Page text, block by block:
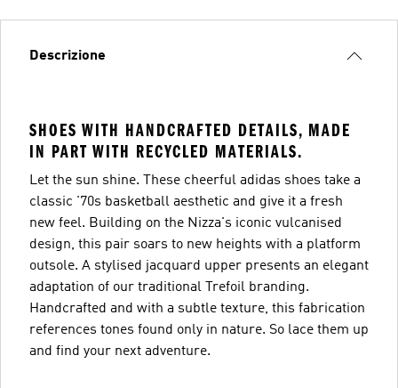
Descrizione
SHOES WITH HANDCRAFTED DETAILS, MADE
IN PART WITH RECYCLED MATERIALS.
Let the sun shine. These cheerful adidas shoes take a
classic '70s basketball aesthetic and give it a fresh
new feel. Building on the Nizza's iconic vulcanised
design, this pair soars to new heights with a platform
outsole. A stylised jacquard upper presents an elegant
adaptation of our traditional Trefoil branding.
Handcrafted and with a subtle texture, this fabrication
references tones found only in nature. So lace them up
and find your next adventure.